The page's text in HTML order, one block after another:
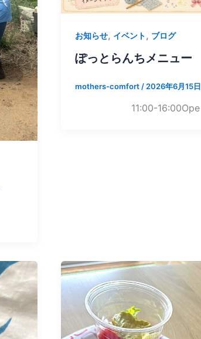
お知らせ, イベント, ブログ
ぽっとらんちメニュー
mothers-comfort / 2026年6月15日
11:00-16:00Ope